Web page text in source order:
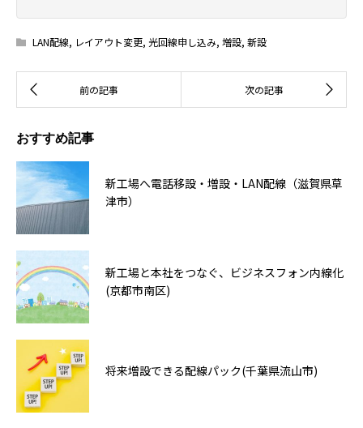
LAN配線, レイアウト変更, 光回線申し込み, 増設, 新設
おすすめ記事
新工場へ電話移設・増設・LAN配線（滋賀県草
津市）
新工場と本社をつなぐ、ビジネスフォン内線化
(京都市南区)
将来増設できる配線パック(千葉県流山市)